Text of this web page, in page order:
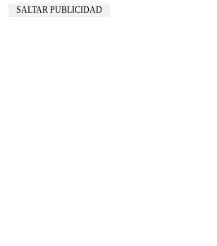
SALTAR PUBLICIDAD